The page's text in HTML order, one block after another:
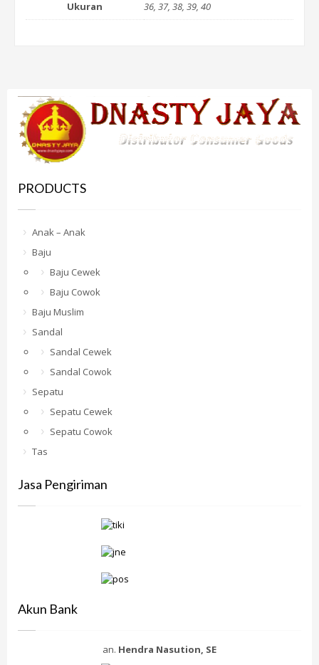
Ukuran 36, 37, 38, 39, 40
PRODUCTS
Anak – Anak
Baju
Baju Cewek
Baju Cowok
Baju Muslim
Sandal
Sandal Cewek
Sandal Cowok
Sepatu
Sepatu Cewek
Sepatu Cowok
Tas
Jasa Pengiriman
Akun Bank
an. Hendra Nasution, SE